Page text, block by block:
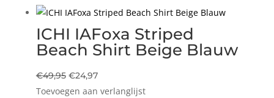
ICHI IAFoxa Striped
Beach Shirt Beige Blauw
€49,95 Oorspronkelijke
prijs
€24,97Huidige
prijs
Toevoegen aan verlanglijst